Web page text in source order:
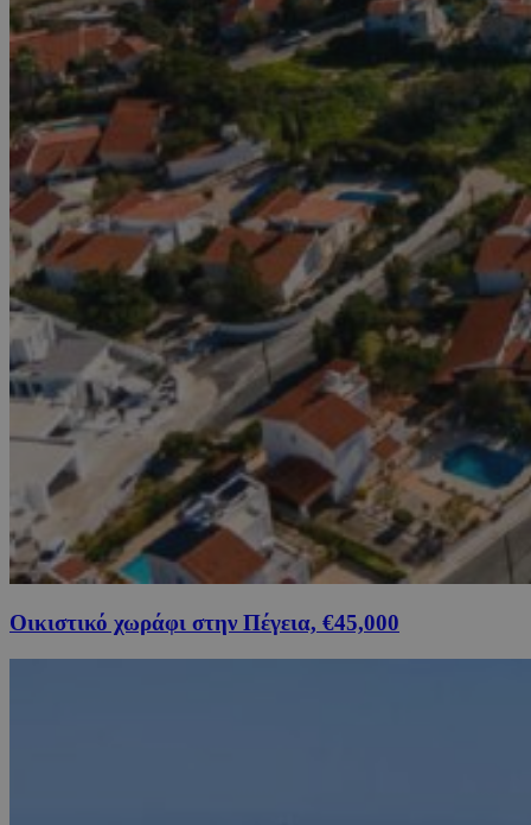
Οικιστικό χωράφι στην Πέγεια, €45,000